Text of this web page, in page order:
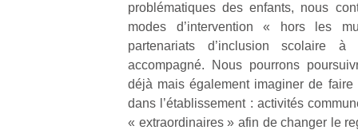
problématiques des enfants, nous
modes d’intervention « hors les
partenariats d’inclusion scolaire à
accompagné. Nous pourrons
déjà mais également imaginer de faire
dans l’établissement : activités
« extraordinaires » afin de changer le